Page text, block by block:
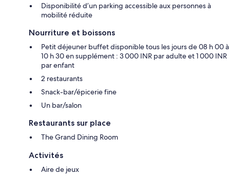
Disponibilité d’un parking accessible aux personnes à
mobilité réduite
Nourriture et boissons
Petit déjeuner buffet disponible tous les jours de 08 h 00 à
10 h 30 en supplément : 3 000 INR par adulte et 1 000 INR
par enfant
2 restaurants
Snack-bar/épicerie fine
Un bar/salon
Restaurants sur place
The Grand Dining Room
Activités
Aire de jeux